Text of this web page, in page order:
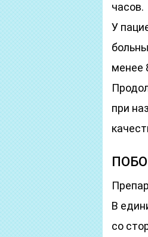
часов.
У
менее
при
В
со